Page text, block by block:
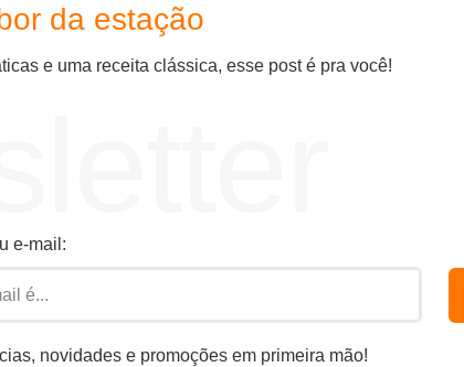
da estação
e uma receita clássica, esse post é pra você!
e-mail:
novidades e promoções em primeira mão!